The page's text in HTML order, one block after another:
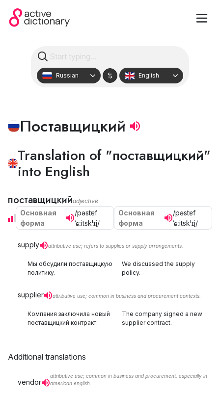
Russian English
Поставщицкий
Translation of "поставщицкий"
into English
поставщицкийadjective
Основная
форма
/pəstɐf
ˈɕːitskʲɪj/
Основная
форма
/pəstɐf
ˈɕːitskʲɪj/
supply attributive use; refers to supplies or supply arrangements.
Мы обсудили поставщицкую
политику.
We discussed the supply
policy.
supplier attributive use; common in business and procurement contexts.
Компания заключила новый
поставщицкий контракт.
The company signed a new
supplier contract.
Additional translations
vendor
attributive use; common in business and procurement, especially in
american english.